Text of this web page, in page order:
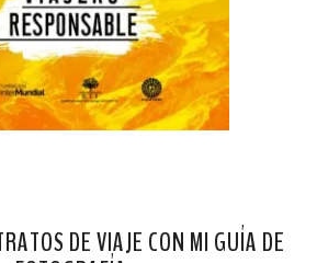
DE VIAJE CON MI GUÍA DE